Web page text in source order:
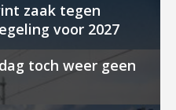
zaak tegen
voor 2027
toch weer geen